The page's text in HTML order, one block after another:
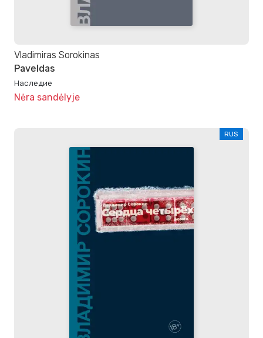
Vladimiras Sorokinas
Paveldas
Наследие
Nėra sandėlyje
RUS